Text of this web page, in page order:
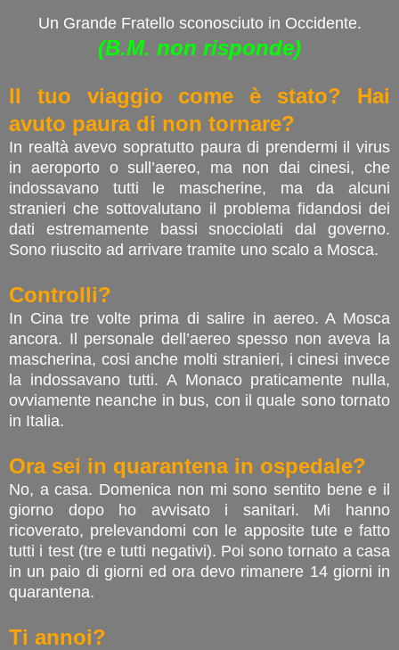
Un Grande Fratello sconosciuto in Occidente.
(B.M. non risponde)
Il tuo viaggio come è stato? Hai
avuto paura di non tornare?
In realtà avevo sopratutto paura di prendermi il virus
in aeroporto o sull’aereo, ma non dai cinesi, che
indossavano tutti le mascherine, ma da alcuni
stranieri che sottovalutano il problema fidandosi dei
dati estremamente bassi snocciolati dal governo.
Sono riuscito ad arrivare tramite uno scalo a Mosca.
Controlli?
In Cina tre volte prima di salire in aereo. A Mosca
ancora. Il personale dell’aereo spesso non aveva la
mascherina, cosi anche molti stranieri, i cinesi invece
la indossavano tutti. A Monaco praticamente nulla,
ovviamente neanche in bus, con il quale sono tornato
in Italia.
Ora sei in quarantena in ospedale?
No, a casa. Domenica non mi sono sentito bene e il
giorno dopo ho avvisato i sanitari. Mi hanno
ricoverato, prelevandomi con le apposite tute e fatto
tutti i test (tre e tutti negativi). Poi sono tornato a casa
in un paio di giorni ed ora devo rimanere 14 giorni in
quarantena.
Ti annoi?